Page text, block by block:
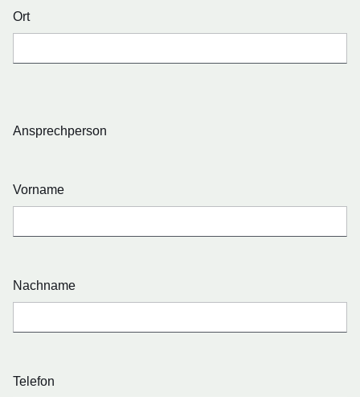
Ort
Ansprechperson
Vorname
Nachname
Telefon